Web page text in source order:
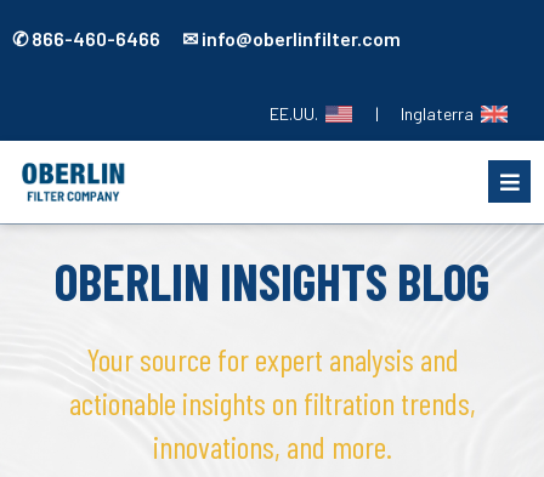
✆ 866-460-6466 ✉ info@oberlinfilter.com
EE.UU. | Inglaterra
OBERLIN INSIGHTS BLOG
Your source for expert analysis and
actionable insights on filtration trends,
innovations, and more.